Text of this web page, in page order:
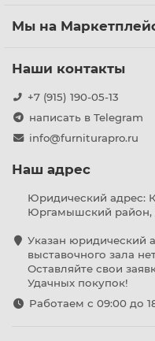
Мы на
Наши контакты
+7 (915) 190-05-13
написать в Telegram
info@furniturapro.ru
Наш адрес
Юридический адрес:
Юргамышский район,
Указан юридический
выставочного зала
Оставляйте свои
Удачных покупок!
Работаем с 09:00 до